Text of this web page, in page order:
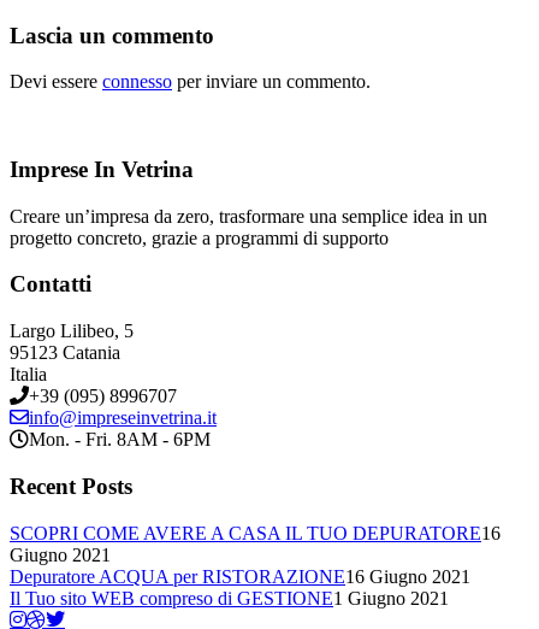
Lascia un commento
Devi essere connesso per inviare un commento.
Imprese In Vetrina
Creare un’impresa da zero, trasformare una semplice idea in un
progetto concreto, grazie a programmi di supporto
Contatti
Largo Lilibeo, 5
95123 Catania
Italia
+39 (095) 8996707
info@impreseinvetrina.it
Mon. - Fri. 8AM - 6PM
Recent Posts
SCOPRI COME AVERE A CASA IL TUO DEPURATORE16
Giugno 2021
Depuratore ACQUA per RISTORAZIONE16 Giugno 2021
Il Tuo sito WEB compreso di GESTIONE1 Giugno 2021